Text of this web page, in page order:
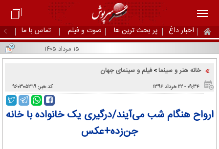
اخبار داغ پر بحث ترین ها صوت و فیلم تماس با ما
خانه هنر و سینما>فیلم و سینمای جهان
۰۹:۳۴ - ۲۲ خرداد ۱۳۹۶ کد خبر: ۹۶۰۳۰۵۳۱۹
ارواح هنگام شب می‌آیند/درگیری یک خانواده با خانه
جن‌زده+عکس